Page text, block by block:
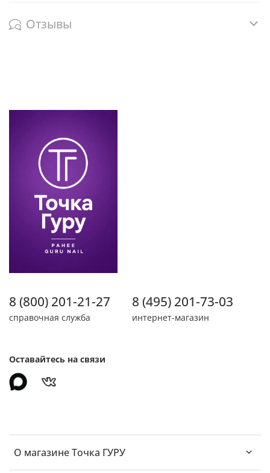
Отзывы
О магазине Точка ГУРУ
8 (800) 201-21-27
справочная служба
8 (495) 201-73-03
интернет-магазин
Оставайтесь на связи